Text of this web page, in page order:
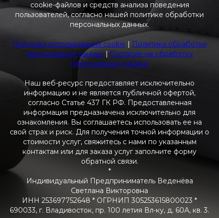
cookie-файлов и средств анализа поведения
пользователей, согласно нашей политике обработки
персональных данных.
Политика использования cookie | Политика обработки
персональных данных | Согласие на обработку
персональных данных
Наш веб-ресурс предоставляет исключительно
информацию и не является публичной офертой,
согласно Статье 437 ГК РФ. Предоставленная
информация предназначена исключительно для
ознакомления. Вы соглашаетесь использовать ее на
свой страх и риск. Для получения точной информации о
стоимости услуг, свяжитесь с нами по указанным
контактам или для заказа услуг заполните форму
обратной связи.
*
Индивидуальный Предприниматель Веденёва
Светлана Викторовна
ИНН 253697752648 * ОГРНИП 305253615800023 *
690033, г. Владивосток, пр. 100 летия Вл-ку, д. 60А, кв. 3.